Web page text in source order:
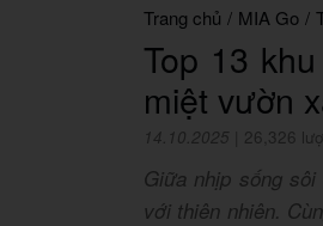
Trang chủ / MIA Go /
Top 13
miệt vườn
14.10.2025 26,326
Giữa nhịp sống
với thiên nhiên.